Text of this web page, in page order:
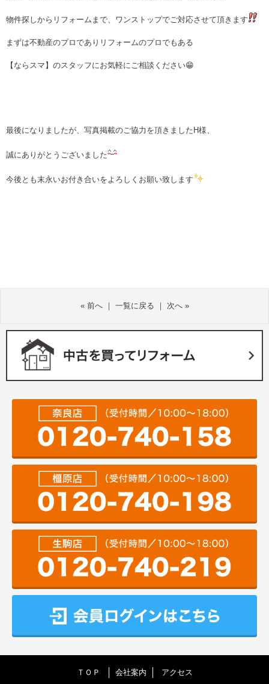
物件探しからリフォームまで、ワンストップでご対応させて頂きます
まずは不動産のプロでありリフォームのプロでもある
【ならスマ】のスタッフにお気軽にご相談ください😁
最後になりましたが、写真掲載のご協力を頂きましたH様、
誠にありがとうございました
今後とも末永いお付き合いをよろしくお願い致します
« 前へ｜ 一覧に戻る ｜ 次へ»
ＴＯＰ 会社案内 アクセス